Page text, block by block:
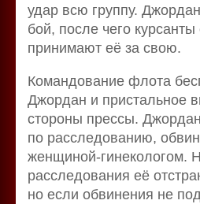
удар всю группу.
бой, после чего курсанты
принимают её за свою.
Командование флота
Джордан и пристальное
стороны прессы.
по расследованию,
женщиной-гинекологом.
расследования её
но если обвинения не